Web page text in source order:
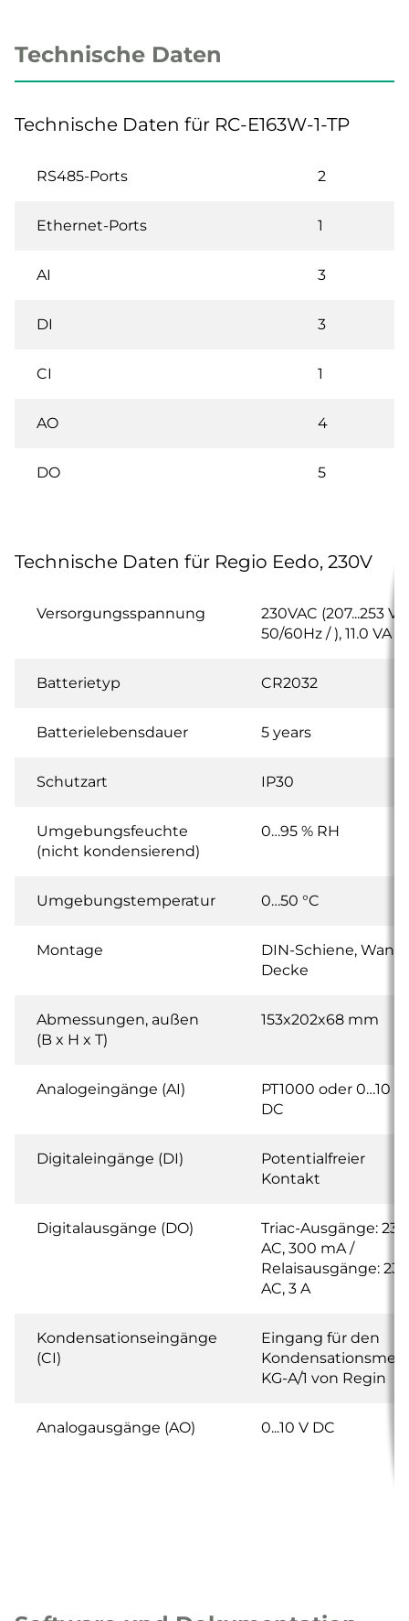
Technische Daten
Technische Daten für RC-E163W-1-TP
RS485-Ports 2
Ethernet-Ports 1
AI 3
DI 3
CI 1
AO 4
DO 5
Technische Daten für Regio Eedo, 230V
Versorgungsspannung
230VAC (207...253 V
50/60Hz / ), 11.0 VA
Batterietyp CR2032
Batterielebensdauer 5 years
Schutzart IP30
Umgebungsfeuchte
(nicht kondensierend)
0…95 % RH
Umgebungstemperatur 0…50 °C
Montage
DIN-Schiene, Wand,
Decke
Abmessungen, außen
(B x H x T)
153x202x68 mm
Analogeingänge (AI)
PT1000 oder 0…10 V
DC
Digitaleingänge (DI)
Potentialfreier
Kontakt
Digitalausgänge (DO)
Triac-Ausgänge:
AC, 300 mA /
Relaisausgänge:
AC, 3 A
Kondensationseingänge
(CI)
Eingang für den
KG-A/1 von Regin
Analogausgänge (AO) 0...10 V DC